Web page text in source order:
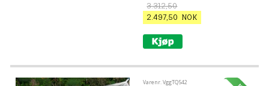
vanlige.
3.312,50
2.497,50 NOK
Varenr. VggTQ542